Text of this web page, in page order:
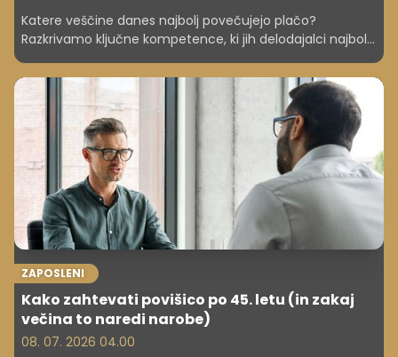
Katere veščine danes najbolj povečujejo plačo?
Razkrivamo ključne kompetence, ki jih delodajalci najbolj
ZAPOSLENI
Kako zahtevati povišico po 45. letu (in zakaj
večina to naredi narobe)
08. 07. 2026 04.00